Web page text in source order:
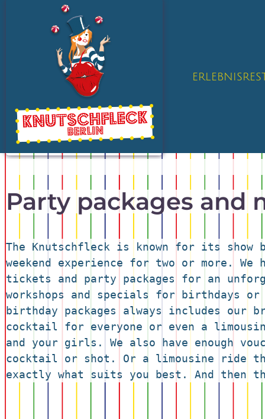
Party packages and
The Knutschfleck is known for its
weekend experience for two or more.
tickets and party packages for an
workshops and specials for birthdays
birthday packages always includes our
cocktail for everyone or even a
and your girls. We also have enough
cocktail or shot. Or a limousine ride
exactly what suits you best. And then